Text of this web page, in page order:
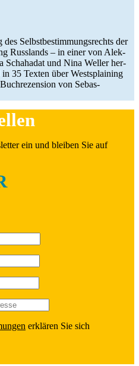
Selbst­be­stim­mungs­rechts der
Russ­lands – in einer von Alek­
Schaha­dat und Nina Weller her­
35 Texten über West­s­plai­ning
von Sebas­
ein und bleiben Sie auf
erklä­ren Sie sich